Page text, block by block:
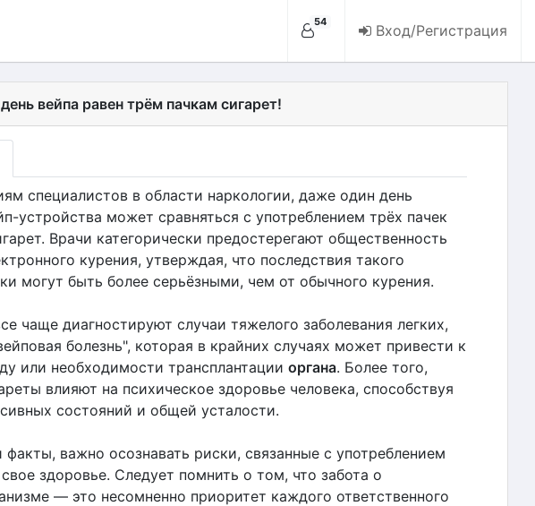
54 Вход/Регистрация
вейпа равен трём пачкам сигарет!
специалистов в области наркологии, даже один день
устройства может сравняться с употреблением трёх пачек
Врачи категорически предостерегают общественность
курения, утверждая, что последствия такого
могут быть более серьёзными, чем от обычного курения.
чаще диагностируют случаи тяжелого заболевания легких,
болезнь", которая в крайних случаях может привести к
или необходимости трансплантации органа. Более того,
влияют на психическое здоровье человека, способствуя
состояний и общей усталости.
факты, важно осознавать риски, связанные с употреблением
здоровье. Следует помнить о том, что забота о
— это несомненно приоритет каждого ответственного